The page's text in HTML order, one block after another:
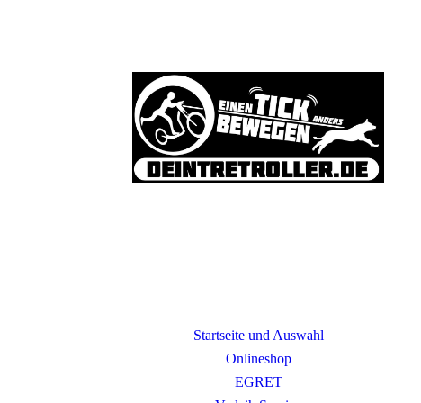
Startseite und Auswahl
Onlineshop
EGRET